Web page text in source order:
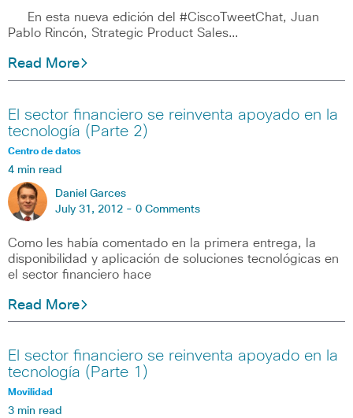
En esta nueva edición del #CiscoTweetChat, Juan
Pablo Rincón, Strategic Product Sales…
Read More
El sector financiero se reinventa apoyado en la
tecnología (Parte 2)
Centro de datos
4 min read
Daniel Garces
July 31, 2012 - 0 Comments
Como les había comentado en la primera entrega, la
disponibilidad y aplicación de soluciones tecnológicas en
el sector financiero hace
Read More
El sector financiero se reinventa apoyado en la
tecnología (Parte 1)
Movilidad
3 min read